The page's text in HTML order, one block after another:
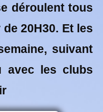
déroulent tous
20H30. Et les
suivant
avec les clubs